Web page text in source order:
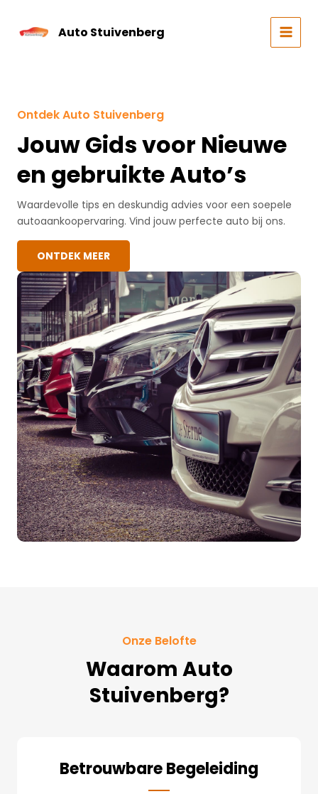
content
Auto Stuivenberg
MAIN
Ontdek Auto Stuivenberg
Jouw Gids voor Nieuwe
en gebruikte Auto’s
Waardevolle tips en deskundig advies voor een soepele
autoaankoopervaring. Vind jouw perfecte auto bij ons.
ONTDEK MEER
Onze Belofte
Waarom Auto
Stuivenberg?
Betrouwbare Begeleiding